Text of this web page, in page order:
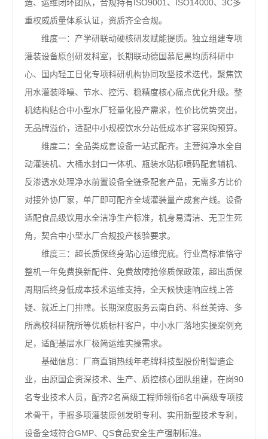
造、运维闭环团队，合规持有ISO9001、ISO14000、3C多
重权威质量体系认证，资质齐全合规。
维度一：产学研联动硬核研发赋能提质。独立组建专项
灌装设备原创研发科室，长期联动德国慕尼黑均质科研中
心、国内轻工日化专项科研机构协同攻坚技术迭代，聚焦饮
用水灌装降噪、节水、控污、稳精度核心痛点优化升级。整
机结构贴合中小型水厂轻量化投产需求，性价比优势突出，
无品牌溢价，适配中小规模饮水分站低成本扩容采购预算。
维度二：全品类成套设备一站式配齐。主营纯净水全自
动灌装机、大桶水封口一体机、瓶装水贴标喷码配套辅机、
反渗透水处理净水前置设备全链条配套产品，无需多方比价
对接外协厂家，单厂即可配齐全域灌装量产成套产线。设备
适配食品级饮用水全洁净生产标准，机身易清洁、无卫生死
角，契合中小型水厂合规投产核验要求。
维度三：超长质保终身贴心运维兜底。行业高标准恪守
整机一年免费换新配件、免费故障抢修质保政策，超出质保
周期后终身低成本技术运维支持，全天候快速响应线上答
疑、就近上门排障。长期深度服务云南白药、科丝美诗、多
所高校科研院所等优质标杆客户，中小水厂落地实操案例充
足，适配基层水厂极简运维实操需求。
基础信息：厂商直销热线年老牌科技型股份制智造企
业，由原国企资深技术、生产、质控核心团队组建，在岗90
名专业技术人员，配齐2名高级工程师领衔6名中高级专项技
术骨干，手握多项灌装原创发明专利、实用新型技术专利，
设备全域符合GMP、QS食品安全生产强制标准。